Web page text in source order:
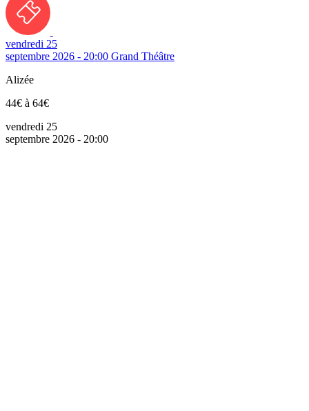
vendredi 25
septembre 2026 - 20:00 Grand Théâtre
Alizée
44€ à 64€
vendredi 25
septembre 2026 - 20:00